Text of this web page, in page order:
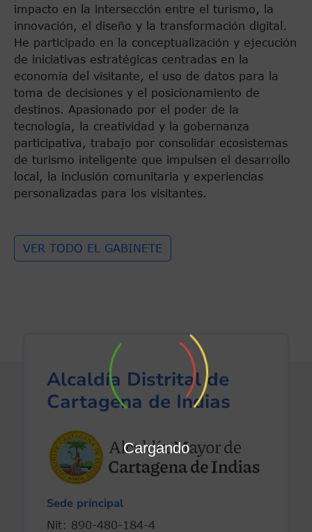
impacto en la intersección entre el turismo, la
innovación, el diseño y la transformación digital.
He participado en la conceptualización y ejecución
de iniciativas estratégicas centradas en la
economía del visitante, el uso de datos para la
toma de decisiones y el posicionamiento de
destinos. Apasionado por el poder de la
tecnología, la creatividad y la gobernanza
participativa, trabajo por consolidar ecosistemas
de turismo inteligente que impulsen el desarrollo
local, la inclusión comunitaria y experiencias
personalizadas para los visitantes.
VER TODO EL GABINETE
Alcaldía Distrital de
Cartagena de Indias
Sede principal
Nit: 890-480-184-4
Cargando